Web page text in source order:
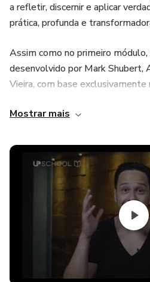
a refletir, discernir e aplicar
prática, profunda e
Assim como no primeiro
desenvolvido por Mark Shubert,
Vieira, com base exclusivamente
relacionamento mais íntimo com
Continue firme. O caminho do
e cada passo traz novas
Mostrar mais